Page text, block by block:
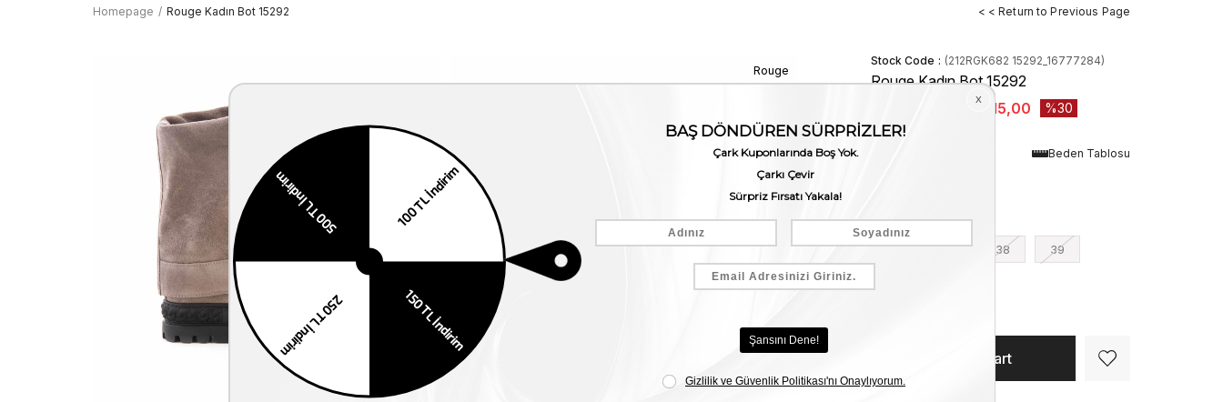
Homepage Rouge Kadın Bot 15292 < < Return to Previous Page
Rouge
Stock Code (212RGK682 15292_16777284)
Rouge Kadın Bot 15292
₺7.315,00 30
Beden Tablosu
Numara
36 37 38
39